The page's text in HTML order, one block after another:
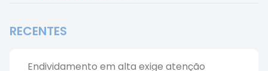
RECENTES
Endividamento em alta exige atenção